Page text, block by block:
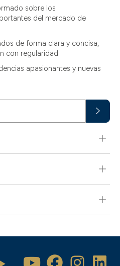
sobre los
del mercado de
de forma clara y concisa,
con regularidad
apasionantes y nuevas